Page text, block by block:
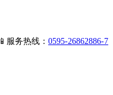
📱服务热线： 0595-26862886-7